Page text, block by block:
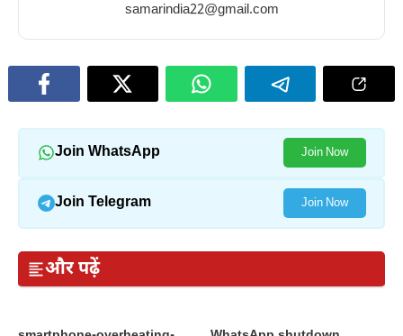
samarindia22@gmail.com
Join WhatsApp Join Now
Join Telegram Join Now
और पढ़ें